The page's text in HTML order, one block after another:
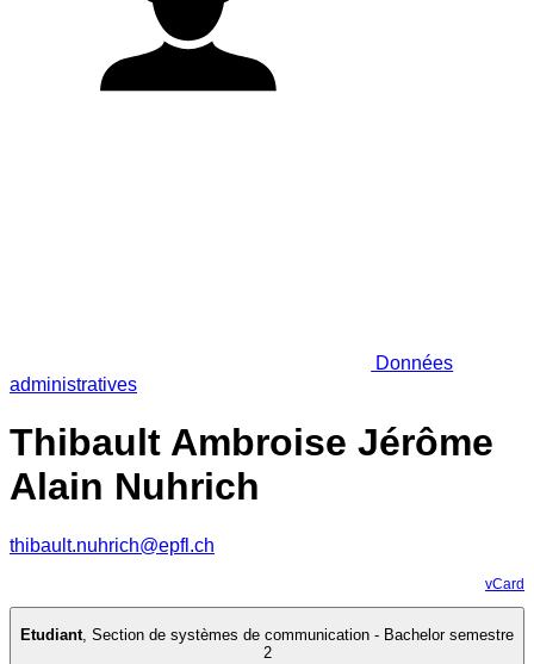
Données
administratives
Thibault Ambroise Jérôme
Alain Nuhrich
thibault.nuhrich@epfl.ch
vCard
Etudiant, Section de systèmes de communication - Bachelor semestre
2